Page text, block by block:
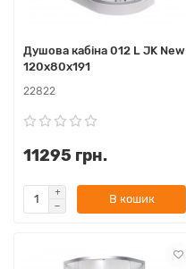
Душова кабіна 012 L JK New
120x80x191
22822
11295 грн.
В кошик